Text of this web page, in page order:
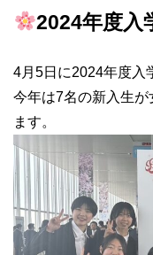
2024年度入
4月5日に2024年度入
今年は7名の新入生が
ます。